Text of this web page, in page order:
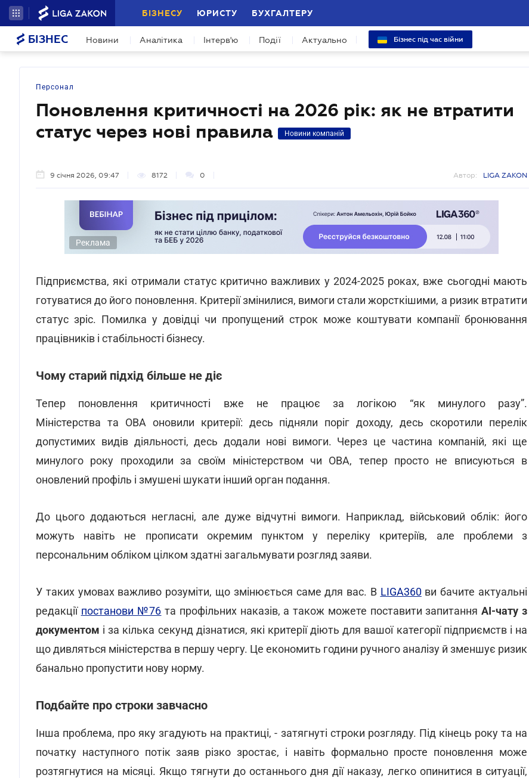
БІЗНЕСУ ЮРИСТУ БУХГАЛТЕРУ
БІЗНЕС Новини Аналітика Інтерв'ю Події Актуально Бізнес під час війни
Персонал
Поновлення критичності на 2026 рік: як не втратити
статус через нові правила
Новини компаній
9 січня 2026, 09:47 8172 0 Автор: LIGA ZAKON
Реклама
Підприємства, які отримали статус критично важливих у 2024-2025 роках, вже сьогодні мають
готуватися до його поновлення. Критерії змінилися, вимоги стали жорсткішими, а ризик втратити
статус зріс. Помилка у довідці чи пропущений строк може коштувати компанії бронювання
працівників і стабільності бізнесу.
Чому старий підхід більше не діє
Тепер поновлення критичності вже не працює за логікою “як минулого разу”.
Міністерства та ОВА оновили критерії: десь підняли поріг доходу, десь скоротили перелік
допустимих видів діяльності, десь додали нові вимоги. Через це частина компаній, які ще
минулого року проходили за своїм міністерством чи ОВА, тепер просто не вписуються в
оновлений профіль і змушені шукати інший орган подання.
До цього додаються негласні, але дуже відчутні вимоги. Наприклад, військовий облік: його
можуть навіть не прописати окремим пунктом у переліку критеріїв, але проблеми з
персональним обліком цілком здатні загальмувати розгляд заяви.
У таких умовах важливо розуміти, що змінюється саме для вас. В LIGA360ви бачите актуальні
редакції постанови №76 та профільних наказів, а також можете поставити запитанняAI-чату з
документом і за кілька секунд дізнатися, які критерії діють для вашої категорії підприємств і на
що дивляться міністерства в першу чергу. Це економить години ручного аналізу й зменшує ризик
банально пропустити нову норму.
Подбайте про строки завчасно
Інша проблема, про яку згадують на практиці, - затягнуті строки розгляду. Під кінець року та на
початку наступного потік заяв різко зростає, і навіть формально просте поновлення може
розтягнутися на місяці. Якщо тягнути до останнього дня дії наказу, легко опинитися в ситуації,